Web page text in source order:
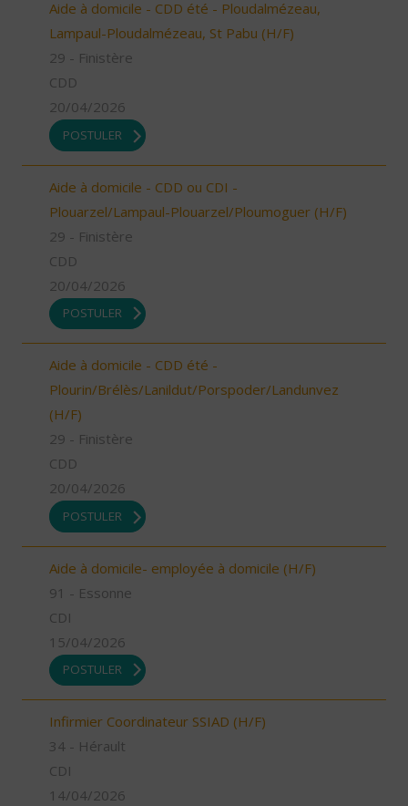
Aide à domicile - CDD été - Ploudalmézeau,
Lampaul-Ploudalmézeau, St Pabu (H/F)
29 - Finistère
CDD
20/04/2026
POSTULER
Aide à domicile - CDD ou CDI -
Plouarzel/Lampaul-Plouarzel/Ploumoguer (H/F)
29 - Finistère
CDD
20/04/2026
POSTULER
Aide à domicile - CDD été -
Plourin/Brélès/Lanildut/Porspoder/Landunvez
(H/F)
29 - Finistère
CDD
20/04/2026
POSTULER
Aide à domicile- employée à domicile (H/F)
91 - Essonne
CDI
15/04/2026
POSTULER
Infirmier Coordinateur SSIAD (H/F)
34 - Hérault
CDI
14/04/2026